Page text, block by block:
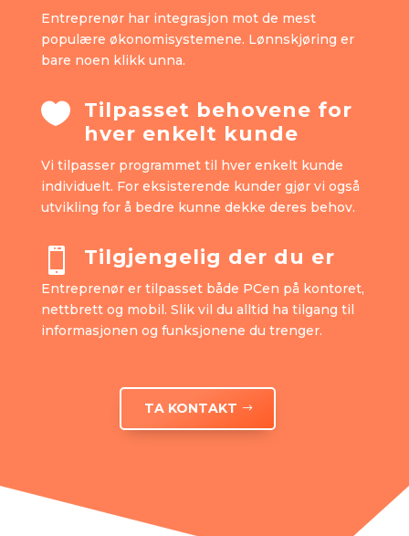
Entreprenør har integrasjon mot de mest
populære økonomisystemene. Lønnskjøring er
bare noen klikk unna.
 Tilpasset behovene for
hver enkelt kunde
Vi tilpasser programmet til hver enkelt kunde
individuelt. For eksisterende kunder gjør vi også
utvikling for å bedre kunne dekke deres behov.
 Tilgjengelig der du er
Entreprenør er tilpasset både PCen på kontoret,
nettbrett og mobil. Slik vil du alltid ha tilgang til
informasjonen og funksjonene du trenger.
TA KONTAKT